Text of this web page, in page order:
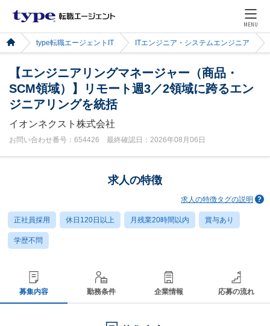
MENU
type転職エージェントIT ITエンジニア・システムエンジニア
【エンジニアリングマネージャー（商品・
SCM領域）】リモート週3／2領域に跨るエン
ジニアリングを統括
イオンネクスト株式会社
お問い合わせ番号：654426 最終確認日：2026年08月06日
求人の特徴
求人の特徴タグの説明
正社員採用 休日120日以上 月残業20時間以内 賞与あり
学歴不問
募集内容 勤務条件 企業情報 応募の流れ